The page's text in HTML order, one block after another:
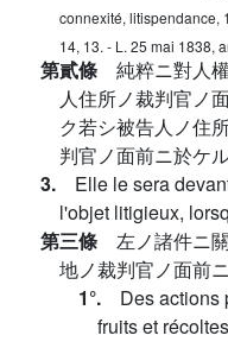
connexité, litispendance,
14, 13. - L. 25 mai 1838,
第貳條 純粹ニ對人
人住所ノ裁判官ノ
ク若シ被告人ノ住
判官ノ面前ニ於ケ
3. Elle le sera
l'objet litigieux,
第三條 左ノ諸件ニ
地ノ裁判官ノ面前
1°. Des actions
fruits et